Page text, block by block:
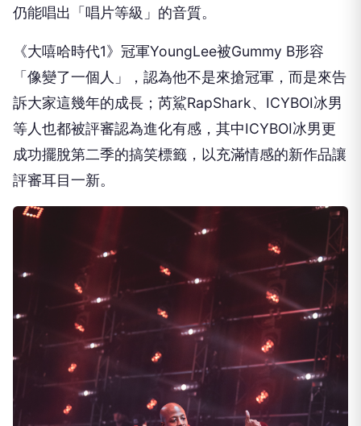
仍能唱出「唱片等級」的音質。
《大嘻哈時代1》冠軍YoungLee被Gummy B形容
「像變了一個人」，認為他不是來搶冠軍，而是來告
訴大家這幾年的成長；芮鯊RapShark、ICYBOI冰男
等人也都被評審認為進化有感，其中ICYBOI冰男更
成功擺脫第二季的搞笑標籤，以充滿情感的新作品讓
評審耳目一新。